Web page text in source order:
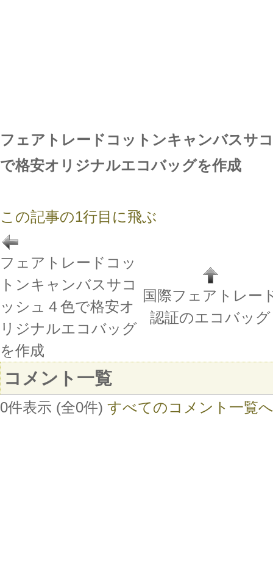
フェアトレードコットンキャンバスサ
で格安オリジナルエコバッグを作成
この記事の1行目に飛ぶ
フェアトレードコッ
トンキャンバスサコ
ッシュ４色で格安オ
リジナルエコバッグ
を作成
国際フェアトレー
認証のエコバッグ
コメント一覧
0件表示 (全0件) すべてのコメント一覧へ